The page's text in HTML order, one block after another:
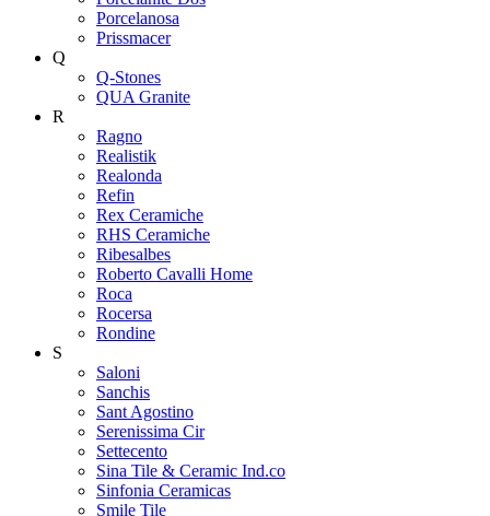
Porcelanosa
Prissmacer
Q
Q-Stones
QUA Granite
R
Ragno
Realistik
Realonda
Refin
Rex Ceramiche
RHS Ceramiche
Ribesalbes
Roberto Cavalli Home
Roca
Rocersa
Rondine
S
Saloni
Sanchis
Sant Agostino
Serenissima Cir
Settecento
Sina Tile & Ceramic Ind.co
Sinfonia Ceramicas
Smile Tile